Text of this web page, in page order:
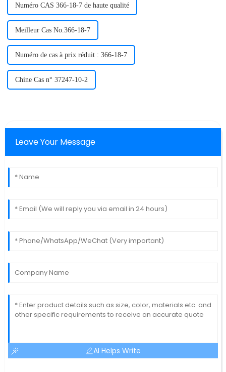
Numéro CAS 366-18-7 de haute qualité
Meilleur Cas No.366-18-7
Numéro de cas à prix réduit : 366-18-7
Chine Cas n° 37247-10-2
Leave Your Message
AI Helps Write